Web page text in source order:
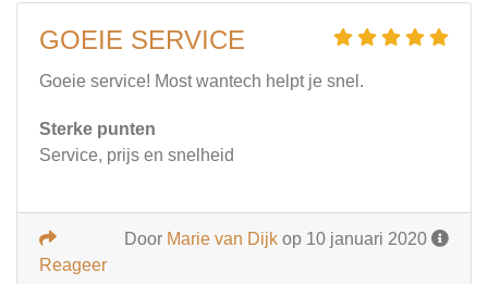
GOEIE SERVICE
Goeie service! Most wantech helpt je snel.
Sterke punten
Service, prijs en snelheid
Door Marie van Dijk op 10 januari 2020
Reageer